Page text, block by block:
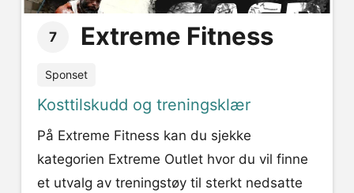
7 Extreme Fitness
Sponset
Kosttilskudd og treningsklær
På Extreme Fitness kan du sjekke
kategorien Extreme Outlet hvor du vil finne
et utvalg av treningstøy til sterkt nedsatte